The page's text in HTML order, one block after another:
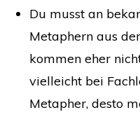
Du musst an
Metaphern aus
kommen eher
vielleicht bei
Metapher, desto